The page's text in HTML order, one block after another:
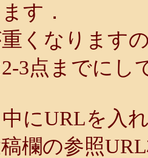
す．
くなります
3点までにし
にURLを入
欄の参照